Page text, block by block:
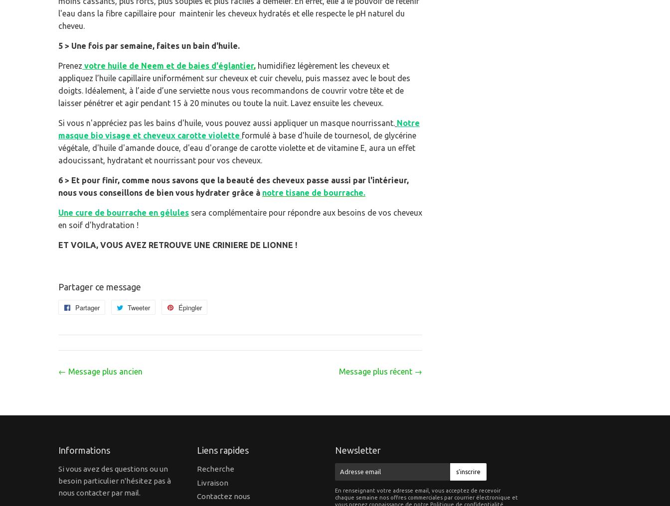
l'eau dans la fibre capillaire pour maintenir les cheveux hydratés et elle respecte le pH naturel du
cheveu.
5 > Une fois par semaine, faites un bain d'huile.
Prenez votre huile de Neem et de baies d'églantier, humidifiez légèrement les cheveux et
appliquez l’huile capillaire uniformément sur cheveux et cuir chevelu, puis massez avec le bout des
doigts. Idéalement, à l’aide d’une serviette nous vous recommandons de couvrir votre tête et de
laisser pénétrer et agir pendant 15 à 20 minutes ou toute la nuit. Lavez ensuite les cheveux.
Si vous n'appréciez pas les bains d'huile, vous pouvez aussi appliquer un masque nourrissant. Notre
masque bio visage et cheveux carotte violette formulé à base d'huile de tournesol, de glycérine
végétale, d'huile d'amande douce, d'eau d'orange de carotte violette et de vitamine E, aura un effet
adoucissant, hydratant et nourrissant pour vos cheveux.
6 > Et pour finir, comme nous savons que la beauté des cheveux passe aussi par l'intérieur,
nous vous conseillons de bien vous hydrater grâce à notre tisane de bourrache.
Une cure de bourrache en gélules sera complémentaire pour répondre aux besoins de vos cheveux
en soif d'hydratation !
ET VOILA, VOUS AVEZ RETROUVE UNE CRINIERE DE LIONNE !
Partager ce message
Partager
Partager
Facebook
Tweeter
Tweeter
Twitter
Épingler
Pinterest
← Message plus ancien Message plus récent →
Informations
Si vous avez des questions ou un
besoin particulier n'hésitez pas à
nous contacter par mail.
Liens rapides
Recherche
Livraison
Contactez nous
Newsletter
E-
mail
s'inscrire
En renseignant votre adresse email, vous acceptez de recevoir
chaque semaine nos offres commerciales par courrier électronique et
vous prenez connaissance de notre Politique de confidentialité